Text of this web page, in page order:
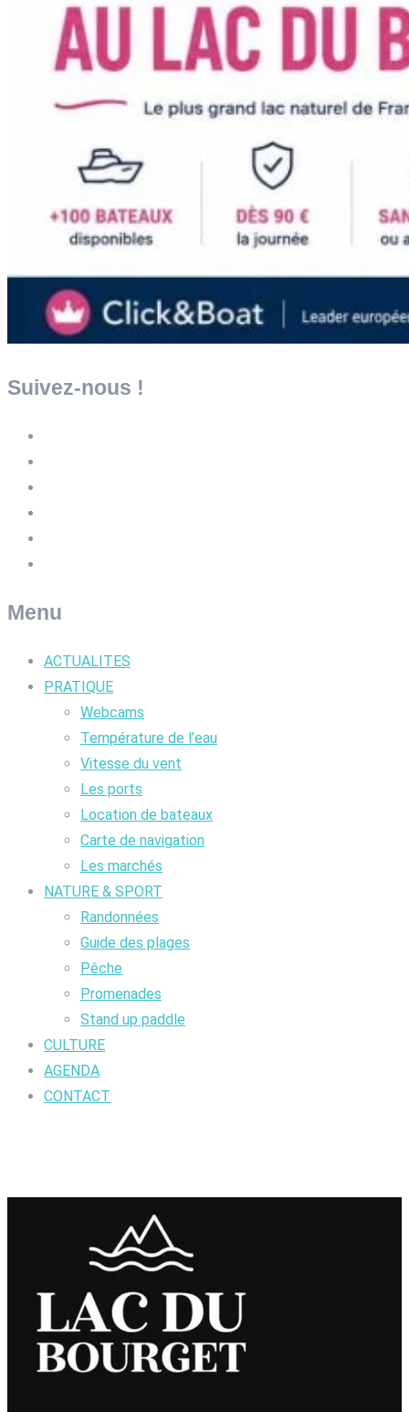
Suivez-nous !
Menu
ACTUALITES
PRATIQUE
Webcams
Température de l’eau
Vitesse du vent
Les ports
Location de bateaux
Carte de navigation
Les marchés
NATURE & SPORT
Randonnées
Guide des plages
Pêche
Promenades
Stand up paddle
CULTURE
AGENDA
CONTACT